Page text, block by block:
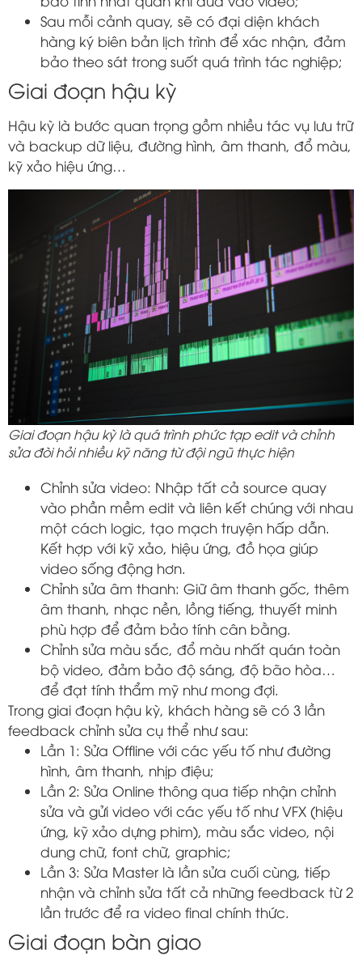
Sau mỗi cảnh quay, sẽ có đại diện khách
hàng ký biên bản lịch trình để xác nhận, đảm
bảo theo sát trong suốt quá trình tác nghiệp;
Giai đoạn hậu kỳ
Hậu kỳ là bước quan trọng gồm nhiều tác vụ lưu trữ
và backup dữ liệu, đường hình, âm thanh, đổ màu,
kỹ xảo hiệu ứng…
Giai đoạn hậu kỳ là quá trình phức tạp edit và chỉnh
sửa đòi hỏi nhiều kỹ năng từ đội ngũ thực hiện
Chỉnh sửa video: Nhập tất cả source quay
vào phần mềm edit và liên kết chúng với nhau
một cách logic, tạo mạch truyện hấp dẫn.
Kết hợp với kỹ xảo, hiệu ứng, đồ họa giúp
video sống động hơn.
Chỉnh sửa âm thanh: Giữ âm thanh gốc, thêm
âm thanh, nhạc nền, lồng tiếng, thuyết minh
phù hợp để đảm bảo tính cân bằng.
Chỉnh sửa màu sắc, đổ màu nhất quán toàn
bộ video, đảm bảo độ sáng, độ bão hòa…
để đạt tính thẩm mỹ như mong đợi.
Trong giai đoạn hậu kỳ, khách hàng sẽ có 3 lần
feedback chỉnh sửa cụ thể như sau:
Lần 1: Sửa Offline với các yếu tố như đường
hình, âm thanh, nhịp điệu;
Lần 2: Sửa Online thông qua tiếp nhận chỉnh
sửa và gửi video với các yếu tố như VFX (hiệu
ứng, kỹ xảo dựng phim), màu sắc video, nội
dung chữ, font chữ, graphic;
Lần 3: Sửa Master là lần sửa cuối cùng, tiếp
nhận và chỉnh sửa tất cả những feedback từ 2
lần trước để ra video final chính thức.
Giai đoạn bàn giao